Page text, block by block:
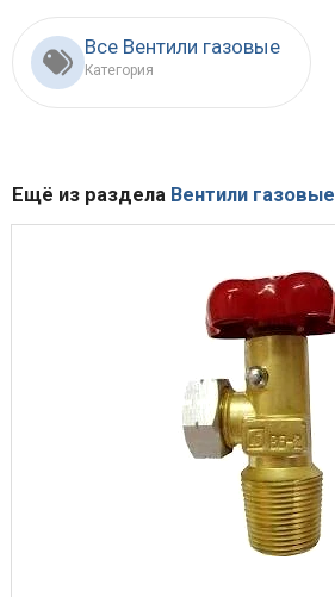
Все Вентили газовые
Категория
Ещё из раздела Вентили газовые